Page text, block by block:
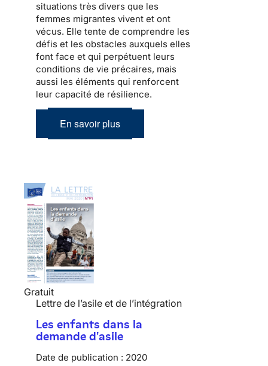
situations très divers que les
femmes migrantes vivent et ont
vécus. Elle tente de comprendre les
défis et les obstacles auxquels elles
font face et qui perpétuent leurs
conditions de vie précaires, mais
aussi les éléments qui renforcent
leur capacité de résilience.
En savoir plus
Gratuit
Lettre de l’asile et de l’intégration
Les enfants dans la
demande d'asile
Date de publication : 2020